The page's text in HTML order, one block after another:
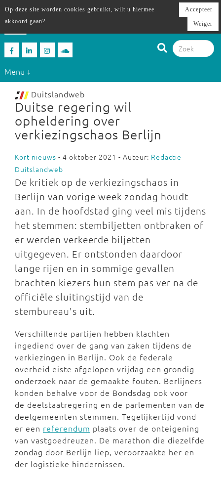
Menu ↓
Duitslandweb
Duitse regering wil
opheldering over
verkiezingschaos Berlijn
Kort nieuws - 4 oktober 2021 - Auteur: Redactie
Duitslandweb
De kritiek op de verkiezingschaos in
Berlijn van vorige week zondag houdt
aan. In de hoofdstad ging veel mis tijdens
het stemmen: stembiljetten ontbraken of
er werden verkeerde biljetten
uitgegeven. Er ontstonden daardoor
lange rijen en in sommige gevallen
brachten kiezers hun stem pas ver na de
officiële sluitingstijd van de
stembureau's uit.
Verschillende partijen hebben klachten
ingediend over de gang van zaken tijdens de
verkiezingen in Berlijn. Ook de federale
overheid eiste afgelopen vrijdag een grondig
onderzoek naar de gemaakte fouten. Berlijners
konden behalve voor de Bondsdag ook voor
de deelstaatregering en de parlementen van de
deelgemeenten stemmen. Tegelijkertijd vond
er een referendum plaats over de onteigening
van vastgoedreuzen. De marathon die diezelfde
zondag door Berlijn liep, veroorzaakte her en
der logistieke hindernissen.
Op deze site worden cookies gebruikt, wilt u hiermee
akkoord gaan?
Accepteer
Weiger